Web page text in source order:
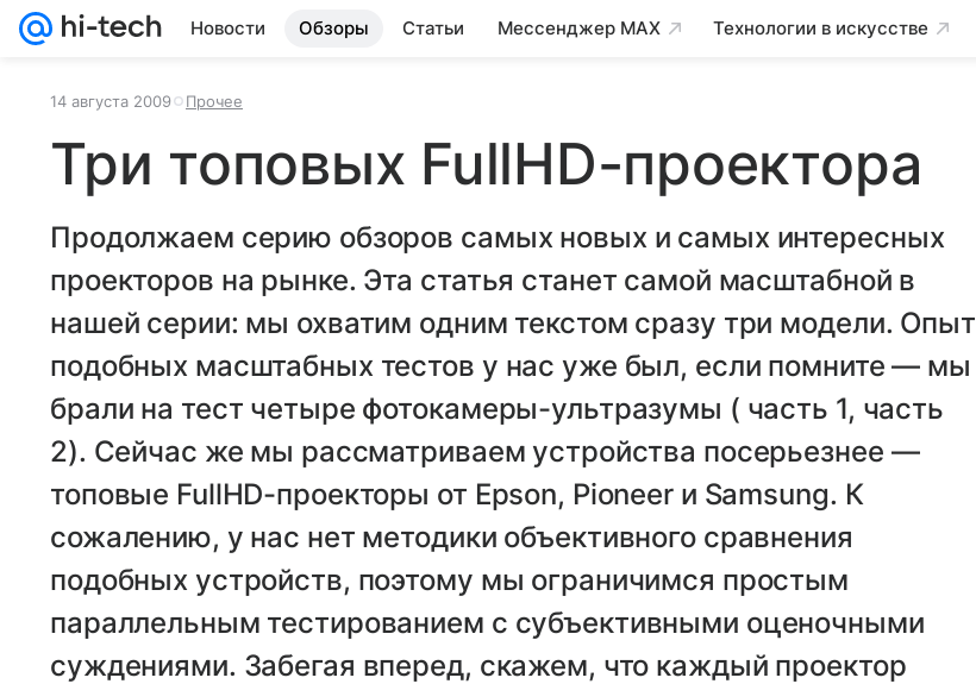
Новости Обзоры Статьи Мессенджер MAX Технологии в искусстве
14 августа 2009 Прочее
Три топовых FullHD-проектора
Продолжаем серию обзоров самых новых и самых интересных
проекторов на рынке. Эта статья станет самой масштабной в
нашей серии: мы охватим одним текстом сразу три модели. Опыт
подобных масштабных тестов у нас уже был, если помните — мы
брали на тест четыре фотокамеры-ультразумы ( часть 1, часть
2). Сейчас же мы рассматриваем устройства посерьезнее —
топовые FullHD-проекторы от Epson, Pioneer и Samsung. К
сожалению, у нас нет методики объективного сравнения
подобных устройств, поэтому мы ограничимся простым
параллельным тестированием с субъективными оценочными
суждениями. Забегая вперед, скажем, что каждый проектор